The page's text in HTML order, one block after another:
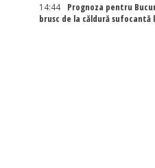
14:44
Prognoza pentru
brusc de la căldură